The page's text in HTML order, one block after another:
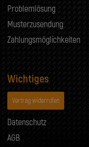
Problemlösung
Musterzusendung
Zahlungsmöglichkeiten
Wichtiges
Vertrag widerrufen
Datenschutz
AGB